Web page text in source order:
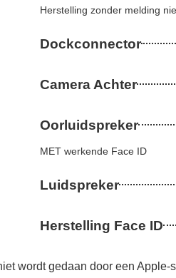
Herstelling zonder melding
Dockconnector
Camera Achter
Oorluidspreker
MET werkende Face ID
Luidspreker
Herstelling Face ID
wordt gedaan door een